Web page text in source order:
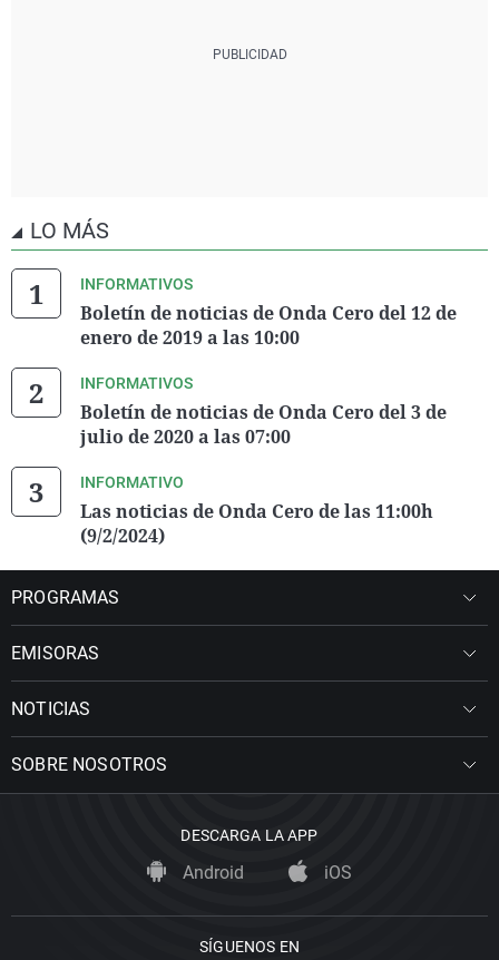
LO MÁS
INFORMATIVOS
Boletín de noticias de Onda Cero del 12 de
enero de 2019 a las 10:00
INFORMATIVOS
Boletín de noticias de Onda Cero del 3 de
julio de 2020 a las 07:00
INFORMATIVO
Las noticias de Onda Cero de las 11:00h
(9/2/2024)
PROGRAMAS
EMISORAS
NOTICIAS
SOBRE NOSOTROS
DESCARGA LA APP
Android iOS
SÍGUENOS EN